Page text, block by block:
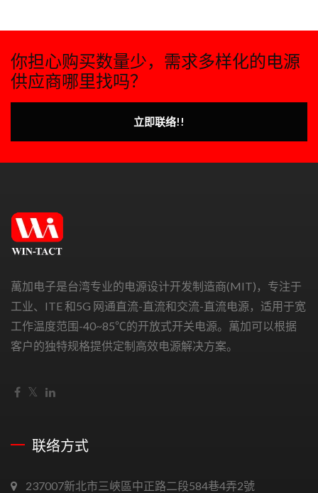
客户是提供4G和5G...
你担心购买数量少，需求多样化的电源
供应商哪里找吗？
立即联络!!
萬加电子是台湾专业的电源设计开发制造商(MIT)，专注于
工业、ITE 和5G 网通直流-直流和交流-直流电源，适用于宽
工作温度范围-40~85℃的开放式开关电源。萬加可以根据
客户的独特规格提供定制高效电源解决方案。
联络方式
237007新北市三峽區中正路二段584巷4弄2號